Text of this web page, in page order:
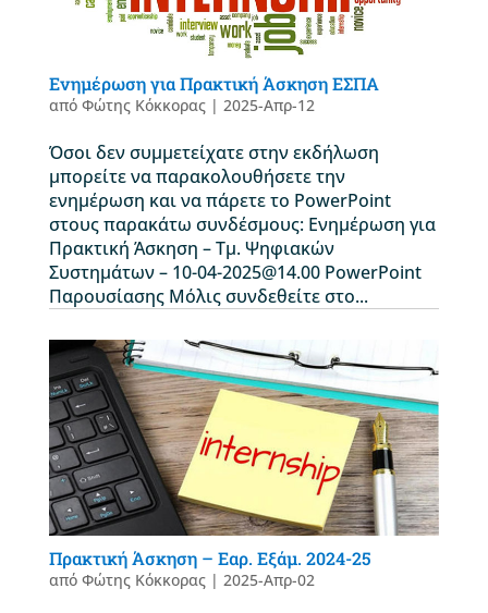
Ενημέρωση για Πρακτική Άσκηση ΕΣΠΑ
από Φώτης Κόκκορας| 2025-Απρ-12
Όσοι δεν συμμετείχατε στην εκδήλωση
μπορείτε να παρακολουθήσετε την
ενημέρωση και να πάρετε το PowerPoint
στους παρακάτω συνδέσμους: Ενημέρωση για
Πρακτική Άσκηση – Τμ. Ψηφιακών
Συστημάτων – 10-04-2025@14.00 PowerPoint
Παρουσίασης Μόλις συνδεθείτε στο...
Πρακτική Άσκηση – Εαρ. Εξάμ. 2024-25
από Φώτης Κόκκορας| 2025-Απρ-02